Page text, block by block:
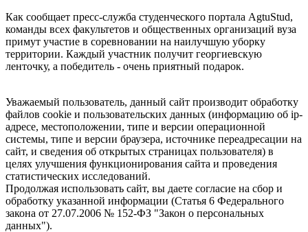
Как сообщает пресс-служба студенческого портала AgtuStud,
команды всех факультетов и общественных организаций вуза
примут участие в соревновании на наилучшую уборку
территории. Каждый участник получит георгиевскую
ленточку, а победитель - очень приятный подарок.
Уважаемый пользователь, данный сайт производит обработку
файлов cookie и пользовательских данных (информацию об ip-
адресе, местоположении, типе и версии операционной
системы, типе и версии браузера, источнике переадресации на
сайт, и сведения об открытых страницах пользователя) в
целях улучшения функционирования сайта и проведения
статистических исследований.
Продолжая использовать сайт, вы даете согласие на сбор и
обработку указанной информации (Статья 6 Федерального
закона от 27.07.2006 № 152-ФЗ "Закон о персональных
данных").